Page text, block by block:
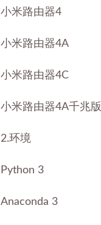
小米路由器4
小米路由器4A
小米路由器4C
小米路由器4A千兆版
2.环境
Python 3
Anaconda 3